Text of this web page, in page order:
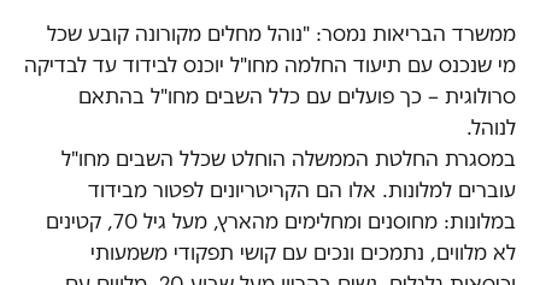
ממשרד הבריאות נמסר: "נוהל מחלים מקורונה קובע שכל
מי שנכנס עם תיעוד החלמה מחו"ל יוכנס לבידוד עד לבדיקה
סרולוגית – כך פועלים עם כלל השבים מחו"ל בהתאם
לנוהל.
במסגרת החלטת הממשלה הוחלט שכלל השבים מחו"ל
עוברים למלונות. אלו הם הקריטריונים לפטור מבידוד
במלונות: מחוסנים ומחלימים מהארץ, מעל גיל 70, קטינים
לא מלווים, נתמכים ונכים עם קושי תפקודי משמעותי